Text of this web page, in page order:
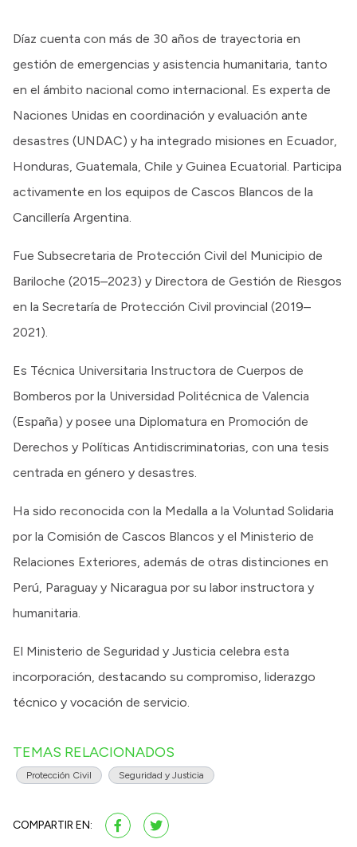
Díaz cuenta con más de 30 años de trayectoria en
gestión de emergencias y asistencia humanitaria, tanto
en el ámbito nacional como internacional. Es experta de
Naciones Unidas en coordinación y evaluación ante
desastres (UNDAC) y ha integrado misiones en Ecuador,
Honduras, Guatemala, Chile y Guinea Ecuatorial. Participa
activamente en los equipos de Cascos Blancos de la
Cancillería Argentina.
Fue Subsecretaria de Protección Civil del Municipio de
Bariloche (2015–2023) y Directora de Gestión de Riesgos
en la Secretaría de Protección Civil provincial (2019–
2021).
Es Técnica Universitaria Instructora de Cuerpos de
Bomberos por la Universidad Politécnica de Valencia
(España) y posee una Diplomatura en Promoción de
Derechos y Políticas Antidiscriminatorias, con una tesis
centrada en género y desastres.
Ha sido reconocida con la Medalla a la Voluntad Solidaria
por la Comisión de Cascos Blancos y el Ministerio de
Relaciones Exteriores, además de otras distinciones en
Perú, Paraguay y Nicaragua por su labor instructora y
humanitaria.
El Ministerio de Seguridad y Justicia celebra esta
incorporación, destacando su compromiso, liderazgo
técnico y vocación de servicio.
TEMAS RELACIONADOS
Protección Civil Seguridad y Justicia
COMPARTIR EN: